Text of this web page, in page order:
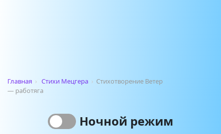
Главная › Стихи Мецгера › Стихотворение Ветер
— работяга
Ночной режим